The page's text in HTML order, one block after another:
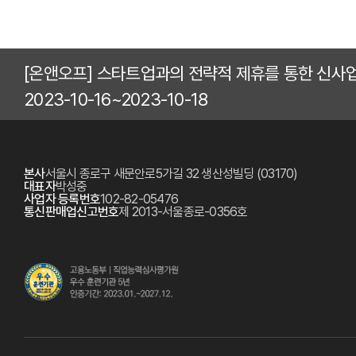
[온앤오프] 스타트업과의 전략적 제휴를 통한 신사
2023-10-16~2023-10-18
본사서울시 종로구 새문안로5가길 32 생산성빌딩 (03170)
대표자박성중
사업자 등록번호102-82-05476
통신판매업신고번호제 2013-서울종로-0356호